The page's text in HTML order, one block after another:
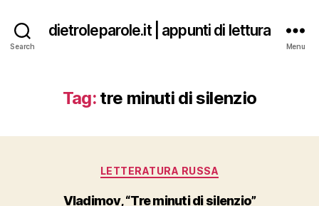
Search
dietroleparole.it | appunti di lettura
Menu
Tag: tre minuti di silenzio
Categories
LETTERATURA RUSSA
Vladimov, “Tre minuti di silenzio”